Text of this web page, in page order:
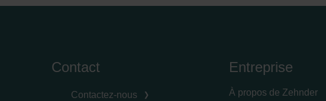
Contact
Contactez-nous
Entreprise
À propos de Zehnder